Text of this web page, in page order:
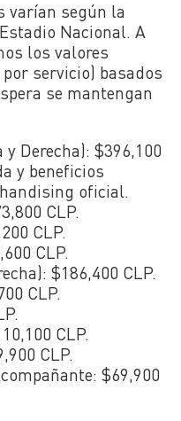
varían según la
Nacional. A
los valores
servicio) basados
se mantengan
Derecha): $396,100
y beneficios
oficial.
CLP.
CLP.
CLP.
: $186,400 CLP.
CLP.
CLP.
CLP.
: $69,900